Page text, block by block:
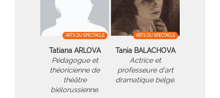
ARTS DU SPECTACLE
Tatiana ARLOVA
Pédagogue et
théoricienne de
théâtre
biélorussienne.
ARTS DU SPECTACLE
Tania BALACHOVA
Actrice et
professeure d’art
dramatique belge.